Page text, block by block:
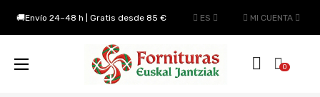
🚚Envío 24–48 h | Gratis desde 85 € ES MI CUENTA
Navegación
☰ 0